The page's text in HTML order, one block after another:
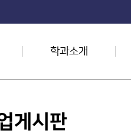
학과소개
게시판